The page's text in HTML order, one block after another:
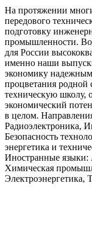
На протяжении
передового
подготовку
промышленности.
для России
именно наши
экономику
процветания
техническую
экономический
в целом.
Радиоэлектроника,
Безопасность
энергетика и
Иностранные
Химическая
Электроэнергетика,